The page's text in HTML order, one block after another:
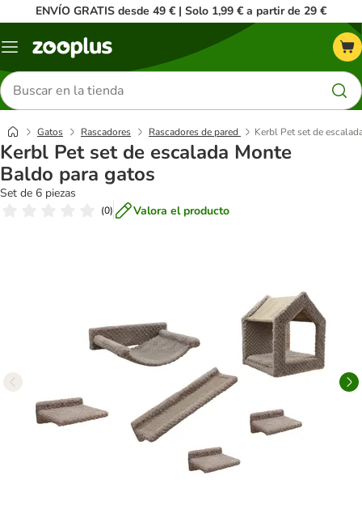
ENVÍO GRATIS desde 49 € | Solo 1,99 € a partir de 29 €
Menú
Buscar
productos
Gatos Rascadores Rascadores de pared Kerbl Pet set de
Kerbl Pet set de escalada Monte
Baldo para gatos
Set de 6 piezas
(0) Valora el producto